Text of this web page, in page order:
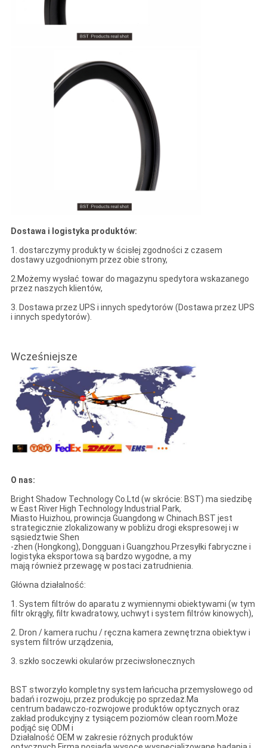
Dostawa i logistyka produktów:
1. dostarczymy produkty w ścisłej zgodności z czasem
dostawy uzgodnionym przez obie strony,
2.Możemy wysłać towar do magazynu spedytora wskazanego
przez naszych klientów,
3. Dostawa przez UPS i innych spedytorów (Dostawa przez UPS
i innych spedytorów).
Wcześniejsze
O nas:
Bright Shadow Technology Co.Ltd (w skrócie: BST) ma siedzibę
w East River High Technology Industrial Park,
Miasto Huizhou, prowincja Guangdong w Chinach.BST jest
strategicznie zlokalizowany w pobliżu drogi ekspresowej i w
sąsiedztwie Shen
-zhen (Hongkong), Dongguan i Guangzhou.Przesyłki fabryczne i
logistyka eksportowa są bardzo wygodne, a my
mają również przewagę w postaci zatrudnienia.
Główna działalność:
1. System filtrów do aparatu z wymiennymi obiektywami (w tym
filtr okrągły, filtr kwadratowy, uchwyt i system filtrów kinowych),
2. Dron / kamera ruchu / ręczna kamera zewnętrzna obiektyw i
system filtrów urządzenia,
3. szkło soczewki okularów przeciwsłonecznych
BST stworzyło kompletny system łańcucha przemysłowego od
badań i rozwoju, przez produkcję po sprzedaż.Ma
centrum badawczo-rozwojowe produktów optycznych oraz
zakład produkcyjny z tysiącem poziomów clean room.Może
podjąć się ODM i
Działalność OEM w zakresie różnych produktów